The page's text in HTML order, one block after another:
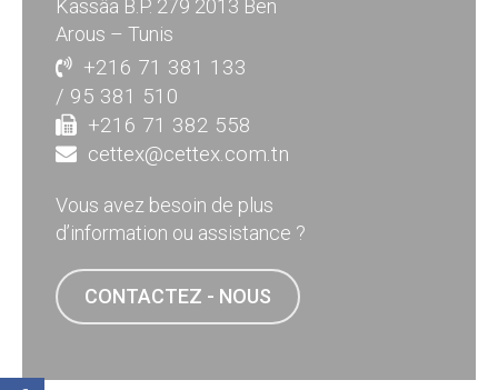
Kassâa B.P. 279 2013 Ben
Arous – Tunis
+216 71 381 133
/ 95 381 510
+216 71 382 558
cettex@cettex.com.tn
Vous avez besoin de plus
d’information ou assistance ?
CONTACTEZ - NOUS